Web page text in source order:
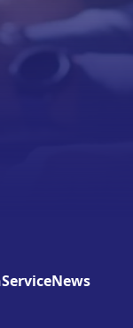
ServiceNews